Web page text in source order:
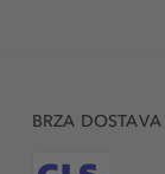
BRZA DOSTAVA